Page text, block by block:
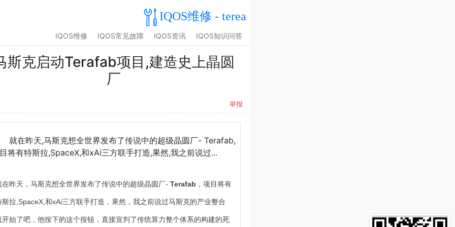
IQOS维修 - terea
IQOS维修 IQOS常见故障 IQOS资讯 IQOS知识问答
斯克启动Terafab项目,建造史上晶圆
厂
举报
就在昨天,马斯克想全世界发布了传说中的超级晶圆厂- Terafab,
将有特斯拉,SpaceX,和xAi三方联手打造,果然,我之前说过...
在昨天，马斯克想全世界发布了传说中的超级晶圆厂-Terafab ，项目将有
斯拉 SpaceX,和xAi三方联手打造，果然，我之前说过马斯克的产业整合
开始了吧，他按下的这个按钮，直接宣判了传统算力整个体系的构建的死